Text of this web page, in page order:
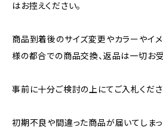
はお控えください。
商品到着後のサイズ変更やカラーやイ
様の都合での商品交換、返品は一切お
事前に十分ご検討の上にてご入札くださ
初期不良や間違った商品が届いてしま